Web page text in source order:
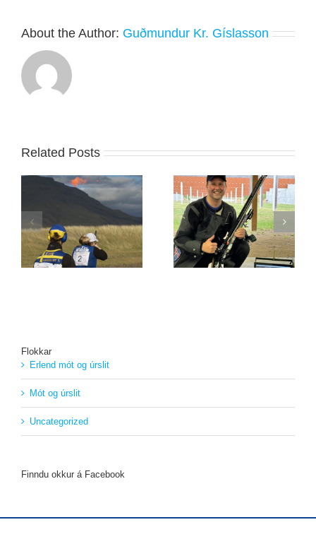
About the Author: Guðmundur Kr. Gíslasson
Related Posts
Jón Þór sigraði í
Svíþjóð
Evrópumeistaramótinu
í Króatíu lokið
Flokkar
Erlend mót og úrslit
Mót og úrslit
Uncategorized
Finndu okkur á Facebook